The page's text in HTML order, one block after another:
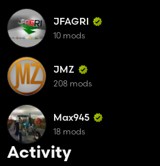
Activity
JFAGRI
10 mods
JMZ
208 mods
Max945
18 mods